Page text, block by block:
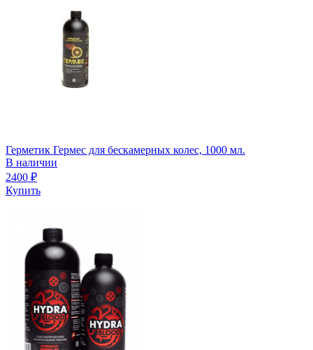
Герметик Гермес для бескамерных колес, 1000 мл.
В наличии
2400 ₽
Купить